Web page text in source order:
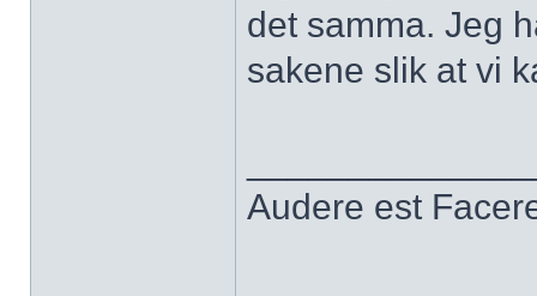
det samma. Jeg
sakene slik at vi
Audere est